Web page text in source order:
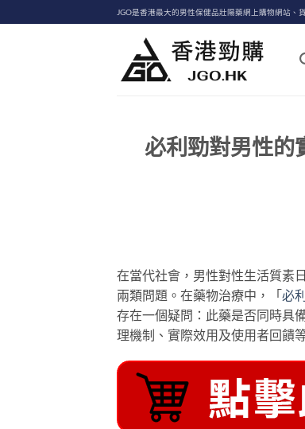
to
JGO是香港最大的男性保健品壯陽藥網上購物網站
必利勁對男性的
在當代社會，男性對性生活質素
兩類問題。在藥物治療中，「必
存在一個疑問：此藥是否同時具
理機制、實際效用及使用者回饋